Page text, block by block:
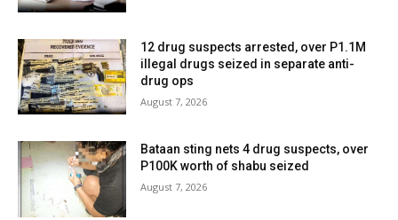
12 drug suspects arrested, over P1.1M
illegal drugs seized in separate anti-
drug ops
August 7, 2026
Bataan sting nets 4 drug suspects, over
P100K worth of shabu seized
August 7, 2026